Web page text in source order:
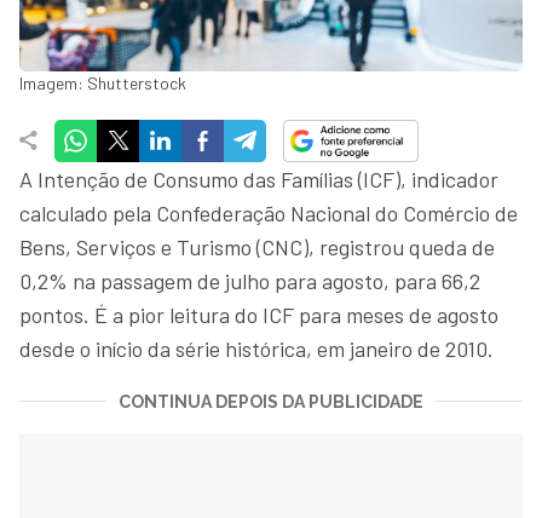
Imagem: Shutterstock
A Intenção de Consumo das Famílias (ICF), indicador
calculado pela Confederação Nacional do Comércio de
Bens, Serviços e Turismo (CNC), registrou queda de
0,2% na passagem de julho para agosto, para 66,2
pontos. É a pior leitura do ICF para meses de agosto
desde o início da série histórica, em janeiro de 2010.
CONTINUA DEPOIS DA PUBLICIDADE